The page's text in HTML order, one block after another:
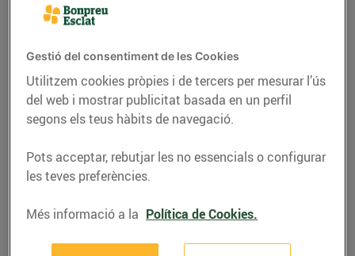
tipus de pacient de
leucèmia"
15/de desembre/2015
ANTONI GARCIA
PRAT, gerent de la
Carreras
Gestió del consentiment de les Cookies
Utilitzem cookies pròpies i de tercers per mesurar l’ús
del web i mostrar publicitat basada en un perfil
segons els teus hàbits de navegació.
Pots acceptar, rebutjar les no essencials o configurar
les teves preferències.
Més informació a la Política de Cookies.